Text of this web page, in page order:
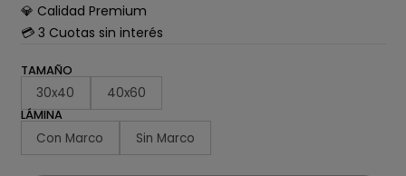
💎 Calidad Premium
💳 3 Cuotas sin interés
TAMAÑO
30x40 40x60
LÁMINA
Con Marco Sin Marco